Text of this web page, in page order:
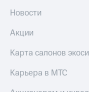
Новости
Акции
Карта салонов
Карьера в МТС